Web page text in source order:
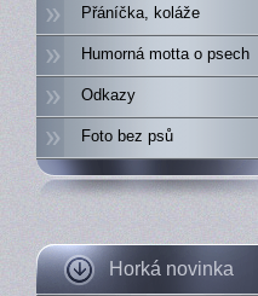
Přáníčka, koláže
Humorná motta o psech
Odkazy
Foto bez psů
Horká novinka